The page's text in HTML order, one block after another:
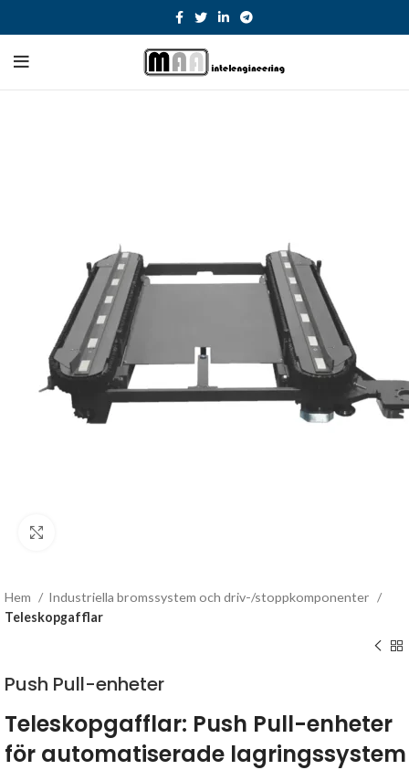
Hem
Industriella bromssystem och driv-/stoppkomponenter
Teleskopgafflar
Push Pull-enheter
Teleskopgafflar: Push Pull-enheter
för automatiserade lagringssystem